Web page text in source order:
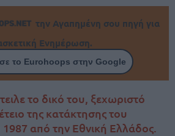
την Αγαπημένη σου πηγή για
Ενημέρωση.
το Eurohoops στην Google
το δικό του, ξεχωριστό
της κατάκτησης του
από την Εθνική Ελλάδος.